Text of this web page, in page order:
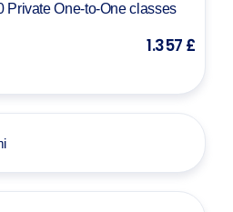
Private One-to-One classes
1.357 £